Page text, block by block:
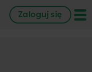
Zaloguj się